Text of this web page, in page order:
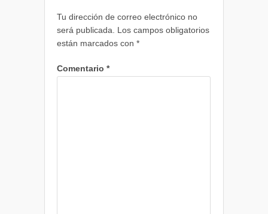
Tu dirección de correo electrónico no
será publicada.
Los campos obligatorios
están marcados con *
Comentario *